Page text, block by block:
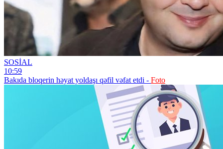
SOSİAL
10:59
Bakıda bloqerin həyat yoldaşı qəfil vəfat etdi - Foto